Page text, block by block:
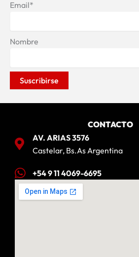
Email*
Nombre
CONTACTO
AV. ARIAS 3576
Castelar, Bs.As Argentina
+54 9 11 4069-6695